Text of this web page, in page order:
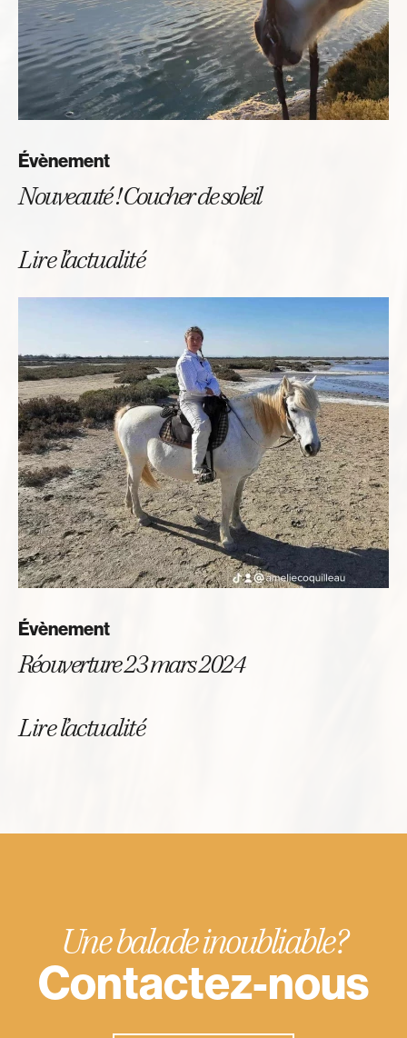
Évènement
Nouveauté ! Coucher de soleil
Lire l’actualité
Évènement
Réouverture 23 mars 2024
Lire l’actualité
Une balade inoubliable?
Contactez-nous